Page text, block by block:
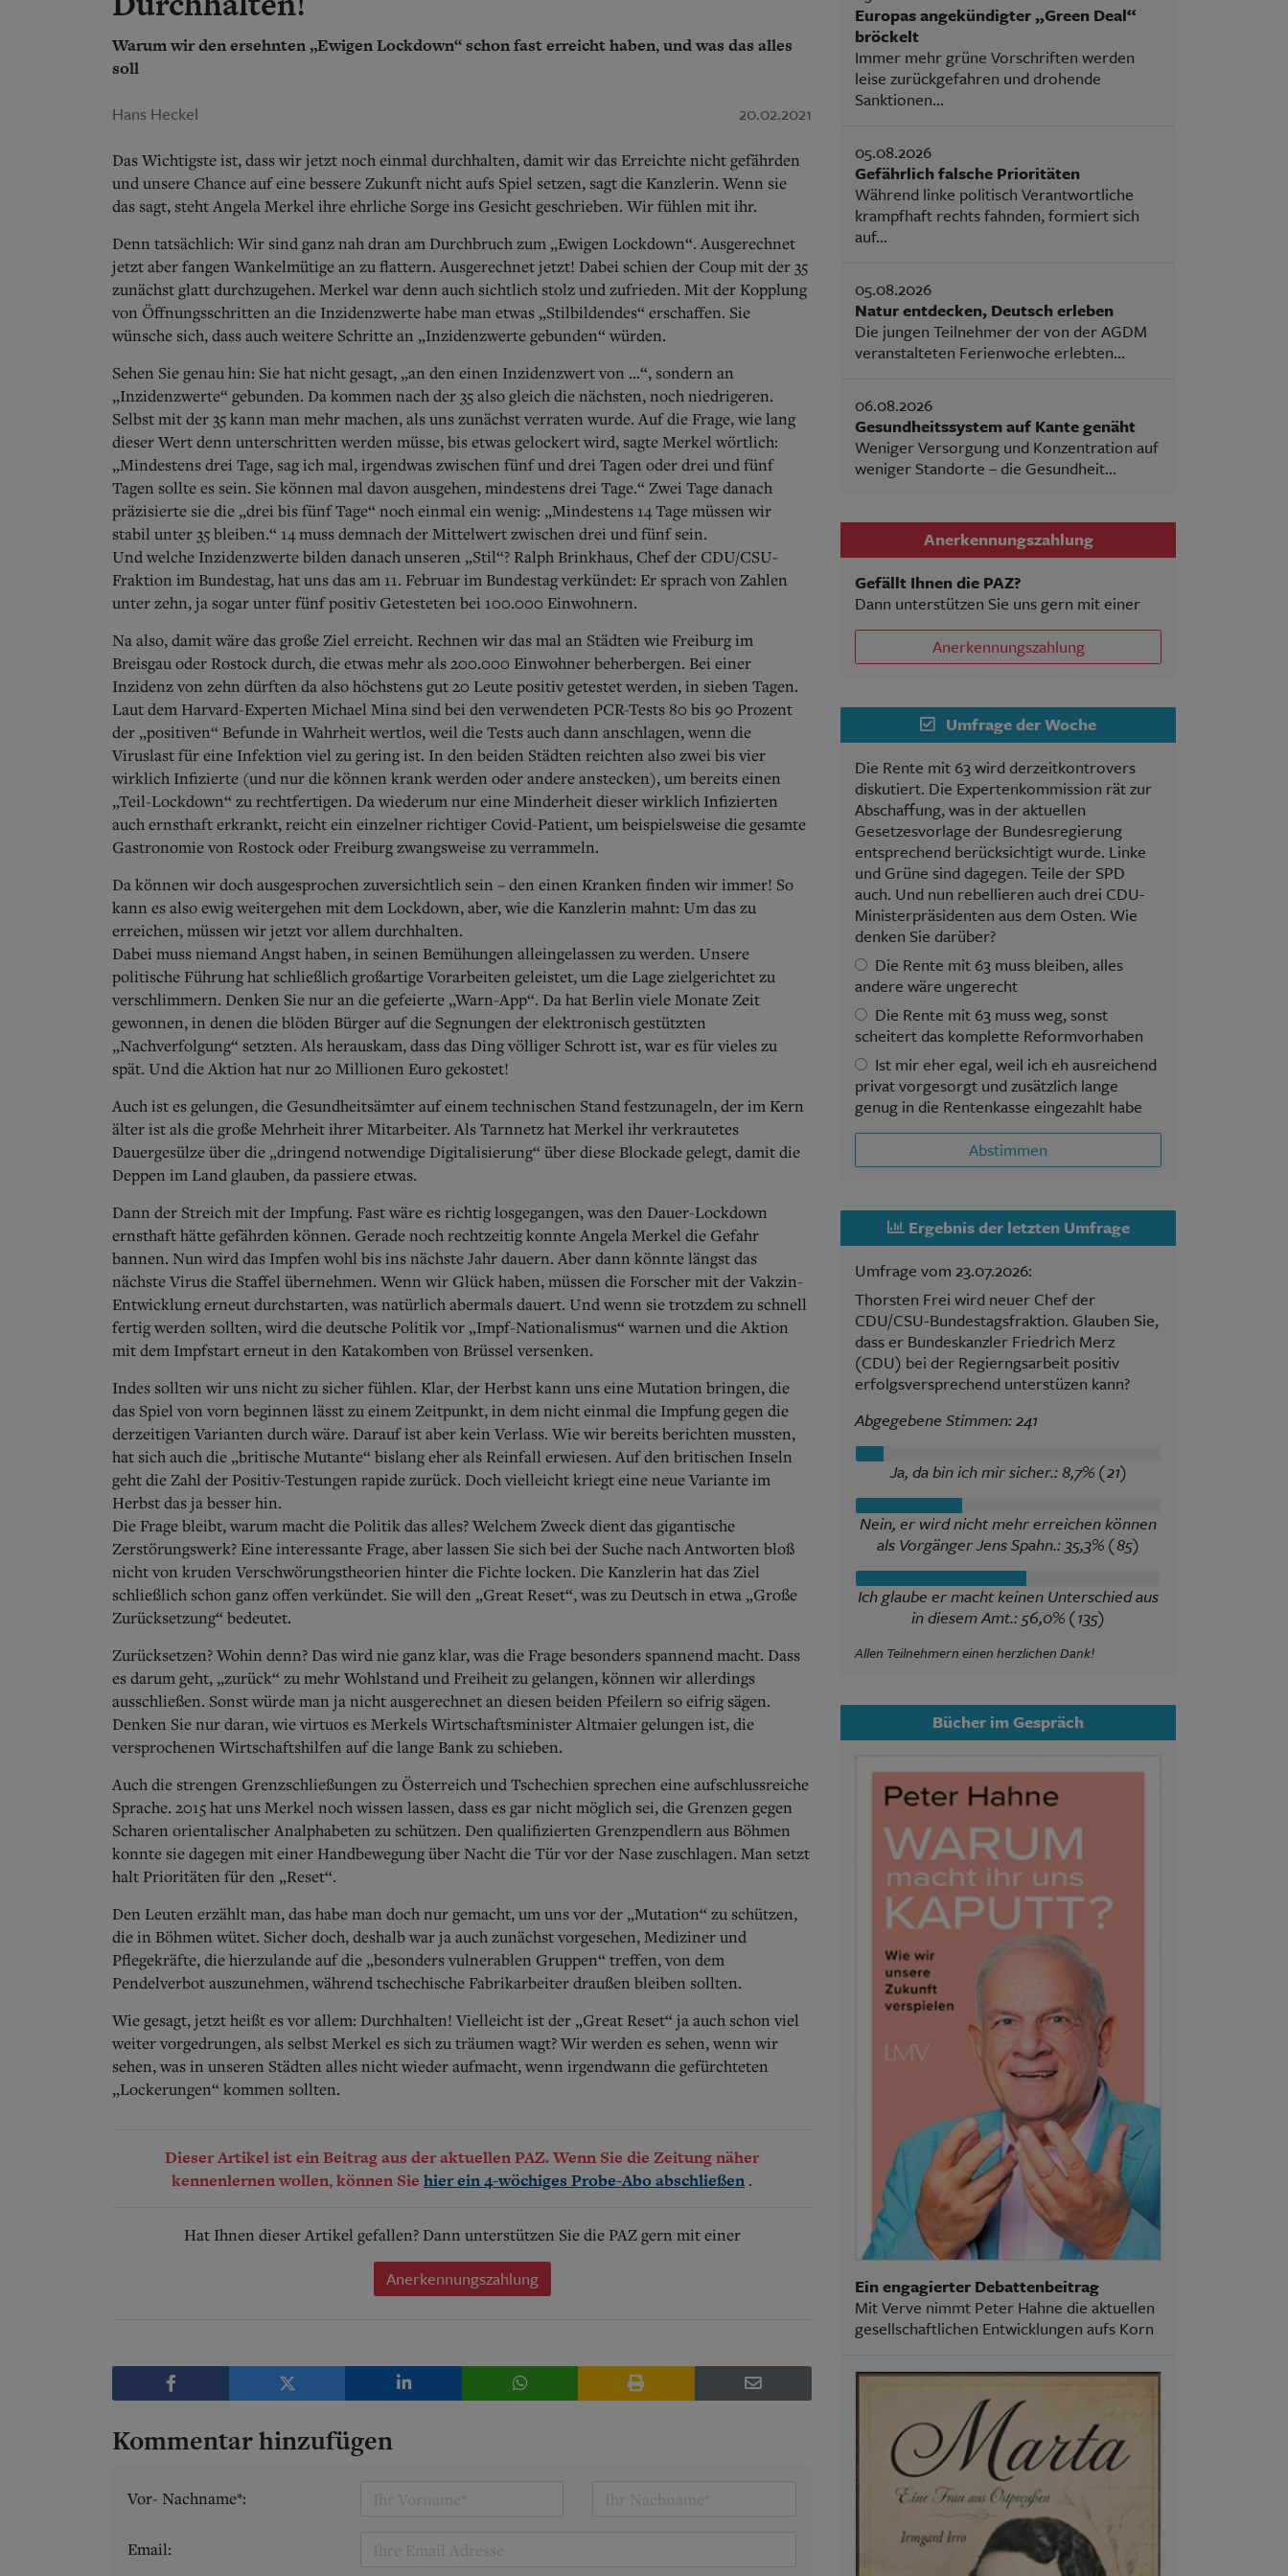
Warum wir den ersehnten „Ewigen Lockdown“ schon fast erreicht haben, und was das alles
soll
Hans Heckel 20.02.2021
Das Wichtigste ist, dass wir jetzt noch einmal durchhalten, damit wir das Erreichte nicht gefährden
und unsere Chance auf eine bessere Zukunft nicht aufs Spiel setzen, sagt die Kanzlerin. Wenn sie
das sagt, steht Angela Merkel ihre ehrliche Sorge ins Gesicht geschrieben. Wir fühlen mit ihr.
Denn tatsächlich: Wir sind ganz nah dran am Durchbruch zum „Ewigen Lockdown“. Ausgerechnet
jetzt aber fangen Wankelmütige an zu flattern. Ausgerechnet jetzt! Dabei schien der Coup mit der 35
zunächst glatt durchzugehen. Merkel war denn auch sichtlich stolz und zufrieden. Mit der Kopplung
von Öffnungsschritten an die Inzidenzwerte habe man etwas „Stilbildendes“ erschaffen. Sie
wünsche sich, dass auch weitere Schritte an „Inzidenzwerte gebunden“ würden.
Sehen Sie genau hin: Sie hat nicht gesagt, „an den einen Inzidenzwert von ...“, sondern an
„Inzidenzwerte“ gebunden. Da kommen nach der 35 also gleich die nächsten, noch niedrigeren.
Selbst mit der 35 kann man mehr machen, als uns zunächst verraten wurde. Auf die Frage, wie lang
dieser Wert denn unterschritten werden müsse, bis etwas gelockert wird, sagte Merkel wörtlich:
„Mindestens drei Tage, sag ich mal, irgendwas zwischen fünf und drei Tagen oder drei und fünf
Tagen sollte es sein. Sie können mal davon ausgehen, mindestens drei Tage.“ Zwei Tage danach
präzisierte sie die „drei bis fünf Tage“ noch einmal ein wenig: „Mindestens 14 Tage müssen wir
stabil unter 35 bleiben.“ 14 muss demnach der Mittelwert zwischen drei und fünf sein.
Und welche Inzidenzwerte bilden danach unseren „Stil“? Ralph Brinkhaus, Chef der CDU/CSU-
Fraktion im Bundestag, hat uns das am 11. Februar im Bundestag verkündet: Er sprach von Zahlen
unter zehn, ja sogar unter fünf positiv Getesteten bei 100.000 Einwohnern.
Na also, damit wäre das große Ziel erreicht. Rechnen wir das mal an Städten wie Freiburg im
Breisgau oder Rostock durch, die etwas mehr als 200.000 Einwohner beherbergen. Bei einer
Inzidenz von zehn dürften da also höchstens gut 20 Leute positiv getestet werden, in sieben Tagen.
Laut dem Harvard-Experten Michael Mina sind bei den verwendeten PCR-Tests 80 bis 90 Prozent
der „positiven“ Befunde in Wahrheit wertlos, weil die Tests auch dann anschlagen, wenn die
Viruslast für eine Infektion viel zu gering ist. In den beiden Städten reichten also zwei bis vier
wirklich Infizierte (und nur die können krank werden oder andere anstecken), um bereits einen
„Teil-Lockdown“ zu rechtfertigen. Da wiederum nur eine Minderheit dieser wirklich Infizierten
auch ernsthaft erkrankt, reicht ein einzelner richtiger Covid-Patient, um beispielsweise die gesamte
Gastronomie von Rostock oder Freiburg zwangsweise zu verrammeln.
Da können wir doch ausgesprochen zuversichtlich sein – den einen Kranken finden wir immer! So
kann es also ewig weitergehen mit dem Lockdown, aber, wie die Kanzlerin mahnt: Um das zu
erreichen, müssen wir jetzt vor allem durchhalten.
Dabei muss niemand Angst haben, in seinen Bemühungen alleingelassen zu werden. Unsere
politische Führung hat schließlich großartige Vorarbeiten geleistet, um die Lage zielgerichtet zu
verschlimmern. Denken Sie nur an die gefeierte „Warn-App“. Da hat Berlin viele Monate Zeit
gewonnen, in denen die blöden Bürger auf die Segnungen der elektronisch gestützten
„Nachverfolgung“ setzten. Als herauskam, dass das Ding völliger Schrott ist, war es für vieles zu
spät. Und die Aktion hat nur 20 Millionen Euro gekostet!
Auch ist es gelungen, die Gesundheitsämter auf einem technischen Stand festzunageln, der im Kern
älter ist als die große Mehrheit ihrer Mitarbeiter. Als Tarnnetz hat Merkel ihr verkrautetes
Dauergesülze über die „dringend notwendige Digitalisierung“ über diese Blockade gelegt, damit die
Deppen im Land glauben, da passiere etwas.
Dann der Streich mit der Impfung. Fast wäre es richtig losgegangen, was den Dauer-Lockdown
ernsthaft hätte gefährden können. Gerade noch rechtzeitig konnte Angela Merkel die Gefahr
bannen. Nun wird das Impfen wohl bis ins nächste Jahr dauern. Aber dann könnte längst das
nächste Virus die Staffel übernehmen. Wenn wir Glück haben, müssen die Forscher mit der Vakzin-
Entwicklung erneut durchstarten, was natürlich abermals dauert. Und wenn sie trotzdem zu schnell
fertig werden sollten, wird die deutsche Politik vor „Impf-Nationalismus“ warnen und die Aktion
mit dem Impfstart erneut in den Katakomben von Brüssel versenken.
Indes sollten wir uns nicht zu sicher fühlen. Klar, der Herbst kann uns eine Mutation bringen, die
das Spiel von vorn beginnen lässt zu einem Zeitpunkt, in dem nicht einmal die Impfung gegen die
derzeitigen Varianten durch wäre. Darauf ist aber kein Verlass. Wie wir bereits berichten mussten,
hat sich auch die „britische Mutante“ bislang eher als Reinfall erwiesen. Auf den britischen Inseln
geht die Zahl der Positiv-Testungen rapide zurück. Doch vielleicht kriegt eine neue Variante im
Herbst das ja besser hin.
Die Frage bleibt, warum macht die Politik das alles? Welchem Zweck dient das gigantische
Zerstörungswerk? Eine interessante Frage, aber lassen Sie sich bei der Suche nach Antworten bloß
nicht von kruden Verschwörungstheorien hinter die Fichte locken. Die Kanzlerin hat das Ziel
schließlich schon ganz offen verkündet. Sie will den „Great Reset“, was zu Deutsch in etwa „Große
Zurücksetzung“ bedeutet.
Zurücksetzen? Wohin denn? Das wird nie ganz klar, was die Frage besonders spannend macht. Dass
es darum geht, „zurück“ zu mehr Wohlstand und Freiheit zu gelangen, können wir allerdings
ausschließen. Sonst würde man ja nicht ausgerechnet an diesen beiden Pfeilern so eifrig sägen.
Denken Sie nur daran, wie virtuos es Merkels Wirtschaftsminister Altmaier gelungen ist, die
versprochenen Wirtschaftshilfen auf die lange Bank zu schieben.
Auch die strengen Grenzschließungen zu Österreich und Tschechien sprechen eine aufschlussreiche
Sprache. 2015 hat uns Merkel noch wissen lassen, dass es gar nicht möglich sei, die Grenzen gegen
Scharen orientalischer Analphabeten zu schützen. Den qualifizierten Grenzpendlern aus Böhmen
konnte sie dagegen mit einer Handbewegung über Nacht die Tür vor der Nase zuschlagen. Man setzt
halt Prioritäten für den „Reset“.
Den Leuten erzählt man, das habe man doch nur gemacht, um uns vor der „Mutation“ zu schützen,
die in Böhmen wütet. Sicher doch, deshalb war ja auch zunächst vorgesehen, Mediziner und
Pflegekräfte, die hierzulande auf die „besonders vulnerablen Gruppen“ treffen, von dem
Pendelverbot auszunehmen, während tschechische Fabrikarbeiter draußen bleiben sollten.
Wie gesagt, jetzt heißt es vor allem: Durchhalten! Vielleicht ist der „Great Reset“ ja auch schon viel
weiter vorgedrungen, als selbst Merkel es sich zu träumen wagt? Wir werden es sehen, wenn wir
sehen, was in unseren Städten alles nicht wieder aufmacht, wenn irgendwann die gefürchteten
„Lockerungen“ kommen sollten.
Dieser Artikel ist ein Beitrag aus der aktuellen PAZ. Wenn Sie die Zeitung näher
kennenlernen wollen, können Sie hier ein 4-wöchiges Probe-Abo abschließen .
Hat Ihnen dieser Artikel gefallen? Dann unterstützen Sie die PAZ gern mit einer
Anerkennungszahlung
Kommentar hinzufügen
Vor- Nachname*:
Email:
Europas angekündigter „Green Deal“
bröckelt
Immer mehr grüne Vorschriften werden
leise zurückgefahren und drohende
Sanktionen...
05.08.2026
Gefährlich falsche Prioritäten
Während linke politisch Verantwortliche
krampfhaft rechts fahnden, formiert sich
auf...
05.08.2026
Natur entdecken, Deutsch erleben
Die jungen Teilnehmer der von der AGDM
veranstalteten Ferienwoche erlebten...
06.08.2026
Gesundheitssystem auf Kante genäht
Weniger Versorgung und Konzentration auf
weniger Standorte – die Gesundheit...
Anerkennungszahlung
Gefällt Ihnen die PAZ?
Dann unterstützen Sie uns gern mit einer
Anerkennungszahlung
Umfrage der Woche
Die Rente mit 63 wird derzeitkontrovers
diskutiert. Die Expertenkommission rät zur
Abschaffung, was in der aktuellen
Gesetzesvorlage der Bundesregierung
entsprechend berücksichtigt wurde. Linke
und Grüne sind dagegen. Teile der SPD
auch. Und nun rebellieren auch drei CDU-
Ministerpräsidenten aus dem Osten. Wie
denken Sie darüber?
Die Rente mit 63 muss bleiben, alles
andere wäre ungerecht
Die Rente mit 63 muss weg, sonst
scheitert das komplette Reformvorhaben
Ist mir eher egal, weil ich eh ausreichend
privat vorgesorgt und zusätzlich lange
genug in die Rentenkasse eingezahlt habe
Abstimmen
Ergebnis der letzten Umfrage
Umfrage vom 23.07.2026:
Thorsten Frei wird neuer Chef der
CDU/CSU-Bundestagsfraktion. Glauben Sie,
dass er Bundeskanzler Friedrich Merz
(CDU) bei der Regierngsarbeit positiv
erfolgsversprechend unterstüzen kann?
Abgegebene Stimmen: 241
Ja, da bin ich mir sicher.: 8,7% (21)
Nein, er wird nicht mehr erreichen können
als Vorgänger Jens Spahn.: 35,3% (85)
Ich glaube er macht keinen Unterschied aus
in diesem Amt.: 56,0% (135)
Allen Teilnehmern einen herzlichen Dank!
Bücher im Gespräch
Ein engagierter Debattenbeitrag
Mit Verve nimmt Peter Hahne die aktuellen
gesellschaftlichen Entwicklungen aufs Korn